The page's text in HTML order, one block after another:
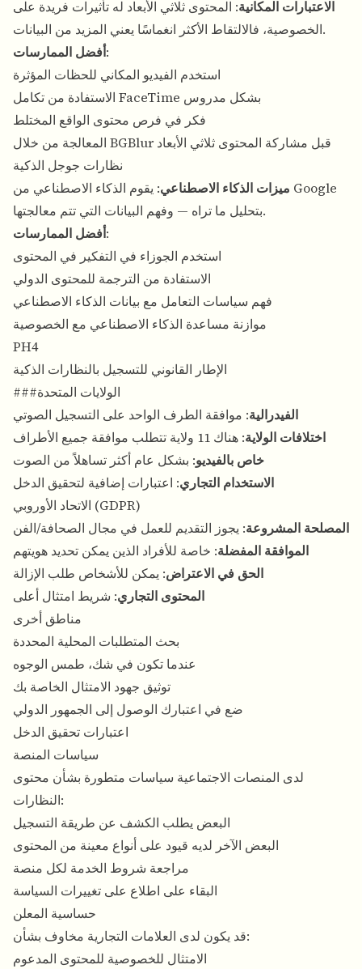
الاعتبارات المكانية: المحتوى ثلاثي الأبعاد له تأثيرات فريدة على
الخصوصية، فالالتقاط الأكثر انغماسًا يعني المزيد من البيانات.
أفضل الممارسات:
استخدم الفيديو المكاني للحظات المؤثرة
الاستفادة من تكامل FaceTime بشكل مدروس
فكر في فرص محتوى الواقع المختلط
المعالجة من خلال BGBlur قبل مشاركة المحتوى ثلاثي الأبعاد
نظارات جوجل الذكية
ميزات الذكاء الاصطناعي: يقوم الذكاء الاصطناعي من Google
بتحليل ما تراه — وفهم البيانات التي تتم معالجتها.
أفضل الممارسات:
استخدم الجوزاء في التفكير في المحتوى
الاستفادة من الترجمة للمحتوى الدولي
فهم سياسات التعامل مع بيانات الذكاء الاصطناعي
موازنة مساعدة الذكاء الاصطناعي مع الخصوصية
PH4
الإطار القانوني للتسجيل بالنظارات الذكية
###الولايات المتحدة
الفيدرالية: موافقة الطرف الواحد على التسجيل الصوتي
اختلافات الولاية: هناك 11 ولاية تتطلب موافقة جميع الأطراف
خاص بالفيديو: بشكل عام أكثر تساهلاً من الصوت
الاستخدام التجاري: اعتبارات إضافية لتحقيق الدخل
الاتحاد الأوروبي (GDPR)
المصلحة المشروعة: يجوز التقديم للعمل في مجال الصحافة/الفن
الموافقة المفضلة: خاصة للأفراد الذين يمكن تحديد هويتهم
الحق في الاعتراض: يمكن للأشخاص طلب الإزالة
المحتوى التجاري: شريط امتثال أعلى
مناطق أخرى
بحث المتطلبات المحلية المحددة
عندما تكون في شك، طمس الوجوه
توثيق جهود الامتثال الخاصة بك
ضع في اعتبارك الوصول إلى الجمهور الدولي
اعتبارات تحقيق الدخل
سياسات المنصة
لدى المنصات الاجتماعية سياسات متطورة بشأن محتوى
النظارات:
البعض يطلب الكشف عن طريقة التسجيل
البعض الآخر لديه قيود على أنواع معينة من المحتوى
مراجعة شروط الخدمة لكل منصة
البقاء على اطلاع على تغييرات السياسة
حساسية المعلن
قد يكون لدى العلامات التجارية مخاوف بشأن:
الامتثال للخصوصية للمحتوى المدعوم